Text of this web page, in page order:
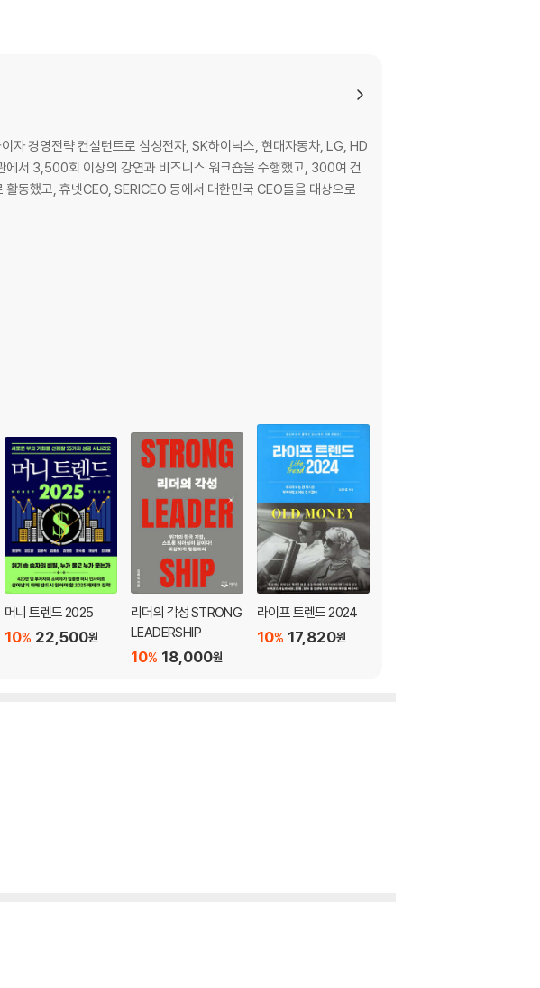
경영전략 컨설턴트로 삼성전자, SK하이닉스, 현대자동차, LG, HD
서 3,500회 이상의 강연과 비즈니스 워크숍을 수행했고, 300여 건
활동했고, 휴넷CEO, SERICEO 등에서 대한민국 CEO들을 대상으로
머니 트렌드 2025
22,500원
10%
리더의 각성 STRONG
LEADERSHIP
18,000원
10%
라이프 트렌드 2024
17,820원
10%